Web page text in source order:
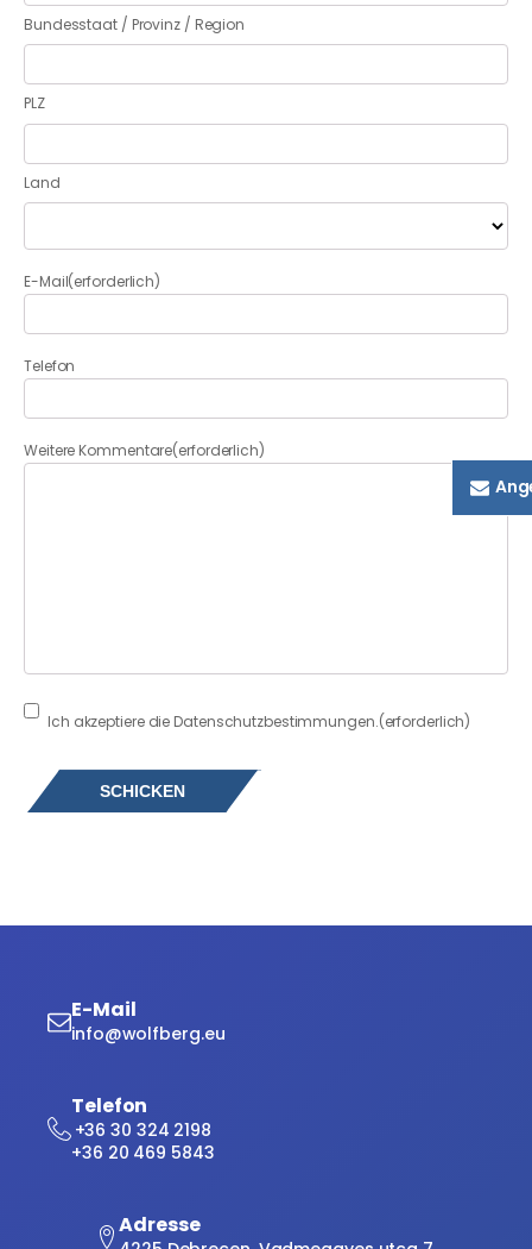
Bundesstaat / Provinz / Region
PLZ
Land
E-Mail(erforderlich)
Telefon
Weitere Kommentare(erforderlich)
Consent (erforderlich)
Ich akzeptiere die Datenschutzbestimmungen.(erforderlich)
E-Mail
info@wolfberg.eu
Telefon
+36 30 324 2198
+36 20 469 5843
Adresse